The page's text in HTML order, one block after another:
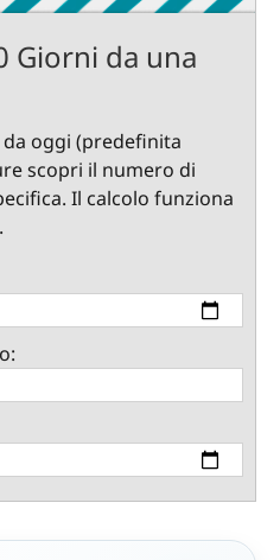
Giorni da una
oggi (predefinita
scopri il numero di
Il calcolo funziona